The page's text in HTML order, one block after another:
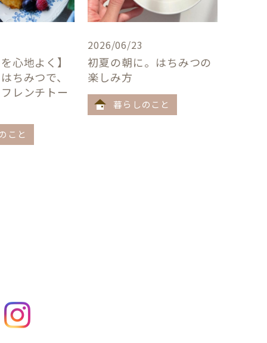
心地よく】
ちみつで、
レンチトー
こと
2026/06/23
初夏の朝に。はちみつの
楽しみ方
暮らしのこと